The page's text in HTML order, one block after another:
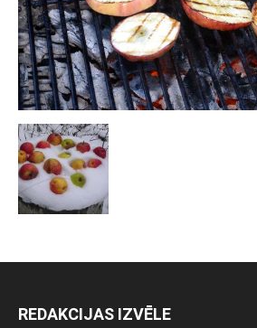
REDAKCIJAS IZVĒLE